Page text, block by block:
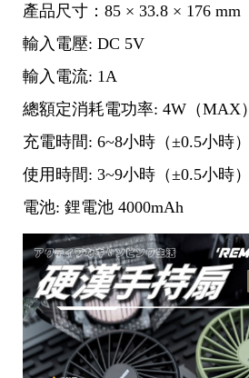
產品尺寸：85 × 33.8 × 176 mm
輸入電壓: DC 5V
輸入電流: 1A
總額定消耗電功率: 4W（MAX）
充電時間: 6~8小時（±0.5小時）
使用時間: 3~9小時（±0.5小時）
電池: 鋰電池 4000mAh